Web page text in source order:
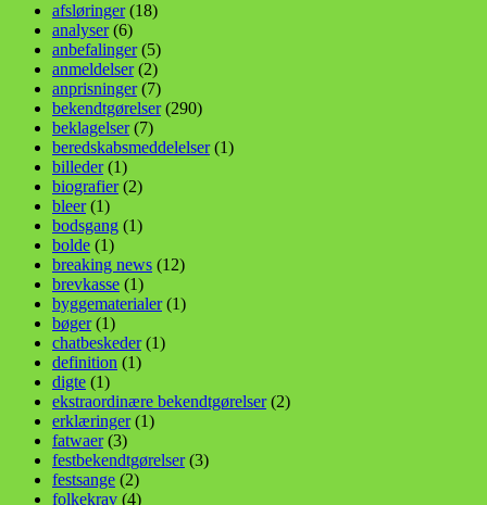
afsløringer(18)
analyser(6)
anbefalinger(5)
anmeldelser(2)
anprisninger(7)
bekendtgørelser(290)
beklagelser(7)
beredskabsmeddelelser(1)
billeder(1)
biografier(2)
bleer(1)
bodsgang (1)
bolde (1)
breaking news (12)
brevkasse (1)
byggematerialer(1)
bøger(1)
chatbeskeder(1)
definition (1)
digte (1)
ekstraordinære bekendtgørelser(2)
erklæringer(1)
fatwaer(3)
festbekendtgørelser(3)
festsange (2)
folkekrav (4)